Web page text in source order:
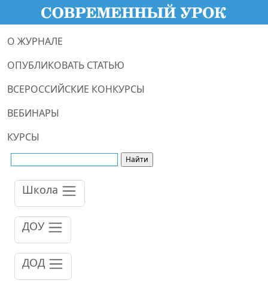
О ЖУРНАЛЕ
ОПУБЛИКОВАТЬ СТАТЬЮ
ВСЕРОССИЙСКИЕ КОНКУРСЫ
ВЕБИНАРЫ
КУРСЫ
Школа
ДОУ
ДОД